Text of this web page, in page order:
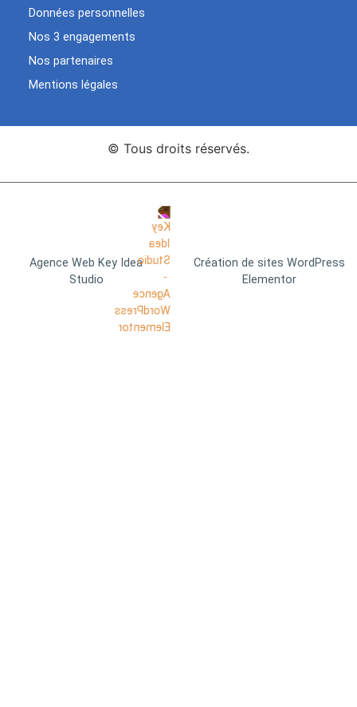
Données personnelles
Nos 3 engagements
Nos partenaires
Mentions légales
© Tous droits réservés.
Agence Web Key Idea
Studio
Création de sites WordPress
Elementor